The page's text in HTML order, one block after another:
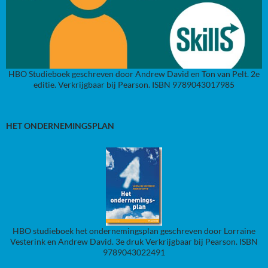
HBO Studieboek geschreven door Andrew David en Ton van Pelt. 2e
editie. Verkrijgbaar bij Pearson. ISBN 9789043017985
HET ONDERNEMINGSPLAN
HBO studieboek het ondernemingsplan geschreven door Lorraine
Vesterink en Andrew David. 3e druk Verkrijgbaar bij Pearson. ISBN
9789043022491